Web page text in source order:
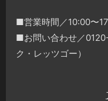
■営業時間／10:00〜
■お問い合わせ／
ク・レッツゴー）